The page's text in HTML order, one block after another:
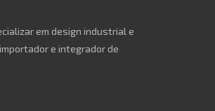
em design industrial e
e integrador de